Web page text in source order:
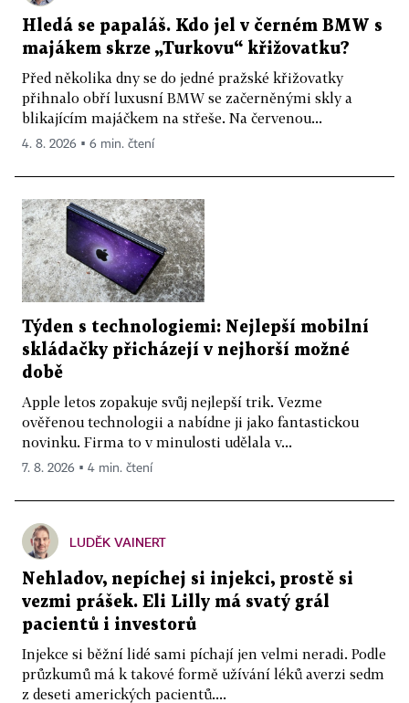
Hledá se papaláš. Kdo jel v černém BMW s
majákem skrze „Turkovu“ křižovatku?
Před několika dny se do jedné pražské křižovatky
přihnalo obří luxusní BMW se začerněnými skly a
blikajícím majáčkem na střeše. Na červenou...
4. 8. 2026 ▪ 6 min. čtení
Týden s technologiemi: Nejlepší mobilní
skládačky přicházejí v nejhorší možné
době
Apple letos zopakuje svůj nejlepší trik. Vezme
ověřenou technologii a nabídne ji jako fantastickou
novinku. Firma to v minulosti udělala v...
7. 8. 2026 ▪ 4 min. čtení
LUDĚK VAINERT
Nehladov, nepíchej si injekci, prostě si
vezmi prášek. Eli Lilly má svatý grál
pacientů i investorů
Injekce si běžní lidé sami píchají jen velmi neradi. Podle
průzkumů má k takové formě užívání léků averzi sedm
z deseti amerických pacientů....